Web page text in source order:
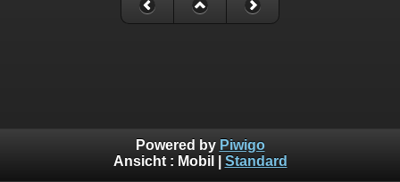
Powered by Piwigo
Ansicht : Mobil Standard